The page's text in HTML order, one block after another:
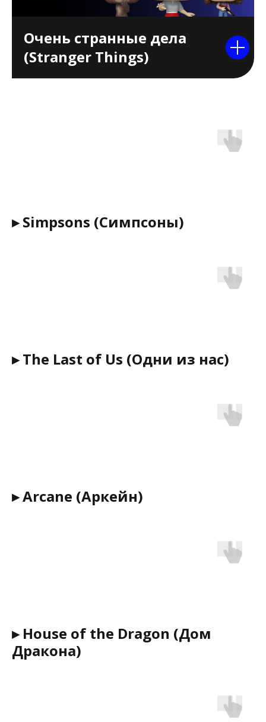
Очень странные дела
(Stranger Things)
▸ Simpsons (Симпсоны)
▸ The Last of Us (Одни из нас)
▸ Arcane (Аркейн)
▸ House of the Dragon (Дом
Дракона)